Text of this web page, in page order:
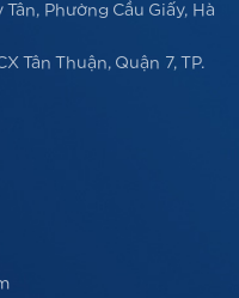
Tân, Phường Cầu Giấy, Hà
Tân Thuận, Quận 7, TP.